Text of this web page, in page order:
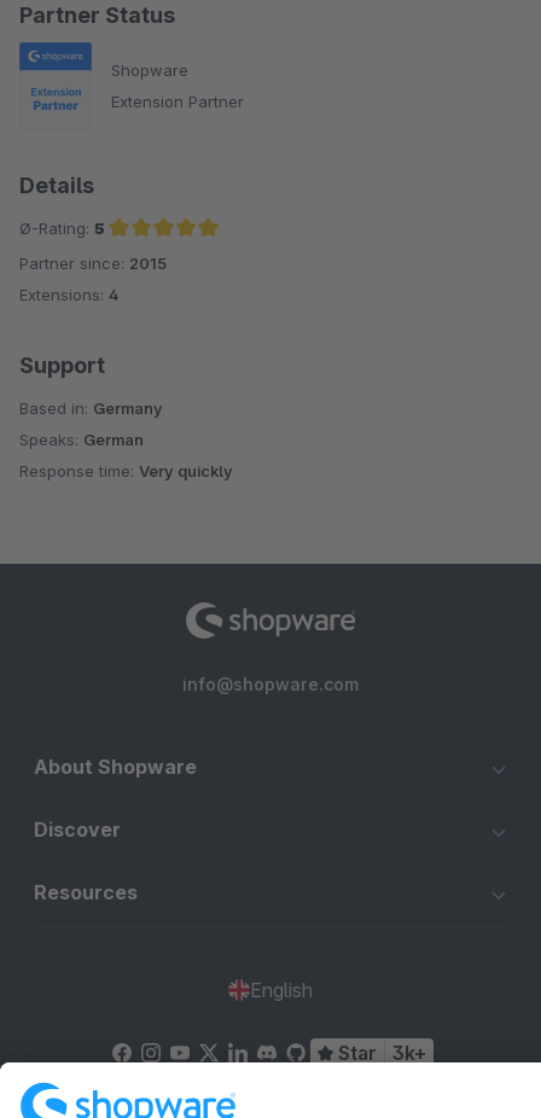
Partner Status
Shopware
Extension Partner
Details
Ø-Rating: 5
Average rating of 5 out of 5 stars
Partner since: 2015
Extensions: 4
Support
Based in: Germany
Speaks: German
Response time: Very quickly
info@shopware.com
About Shopware
Discover
Resources
English
Star 3k+